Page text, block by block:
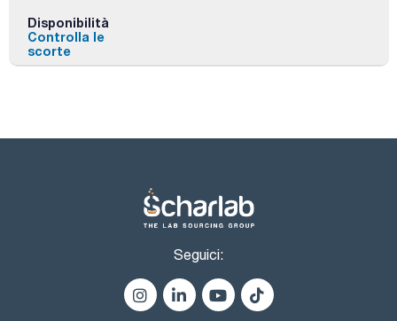
Disponibilità
Controlla le
scorte
Seguici: